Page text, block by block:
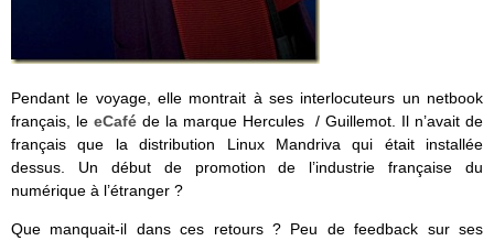
Pendant le voyage, elle montrait à ses interlocuteurs un netbook
français, le eCafé de la marque Hercules / Guillemot. Il n’avait de
français que la distribution Linux Mandriva qui était installée
dessus. Un début de promotion de l’industrie française du
numérique à l’étranger ?
Que manquait-il dans ces retours ? Peu de feedback sur ses